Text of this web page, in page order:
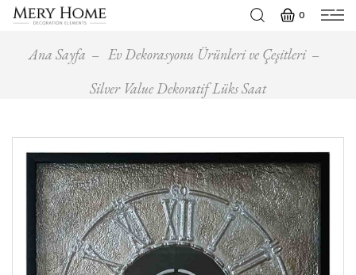
0
Ana Sayfa
Ev Dekorasyonu Ürünleri ve Çeşitleri
Silver Value Dekoratif Lüks Saat